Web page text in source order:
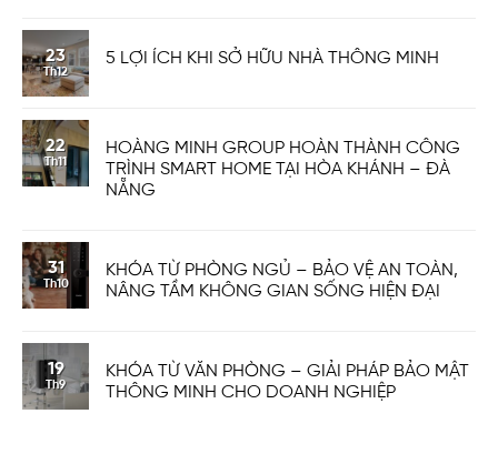
23
Th12
5 LỢI ÍCH KHI SỞ HỮU NHÀ THÔNG MINH
22
Th11
HOÀNG MINH GROUP HOÀN THÀNH CÔNG
TRÌNH SMART HOME TẠI HÒA KHÁNH – ĐÀ
NẴNG
31
Th10
KHÓA TỪ PHÒNG NGỦ – BẢO VỆ AN TOÀN,
NÂNG TẦM KHÔNG GIAN SỐNG HIỆN ĐẠI
19
Th9
KHÓA TỪ VĂN PHÒNG – GIẢI PHÁP BẢO MẬT
THÔNG MINH CHO DOANH NGHIỆP